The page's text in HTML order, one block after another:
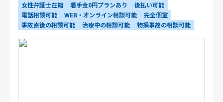
女性弁護士在籍
着手金0円プランあり
後払い可能
電話相談可能
WEB・オンライン相談可能
完全個室
事故直後の相談可能
治療中の相談可能 物損事故の相談可能